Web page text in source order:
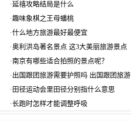
· 延禧攻略结局是什么
·趣味象棋之王母蟠桃
·什么地方旅游最好最便宜
·奥利洪岛著名景点 这3大美丽旅游景点
·南京有哪些适合拍照的景点呢？
· 出国跟团旅游需要护照吗 出国跟团旅游
· 田径运动会里田径分别指什么意思
·长跑时怎样才能调整呼吸